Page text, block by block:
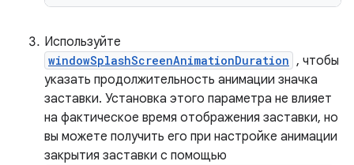
Используйте
windowSplashScreenAnimationDuration , чтобы
указать продолжительность анимации значка
заставки. Установка этого параметра не влияет
на фактическое время отображения заставки, но
вы можете получить его при настройке анимации
закрытия заставки с помощью